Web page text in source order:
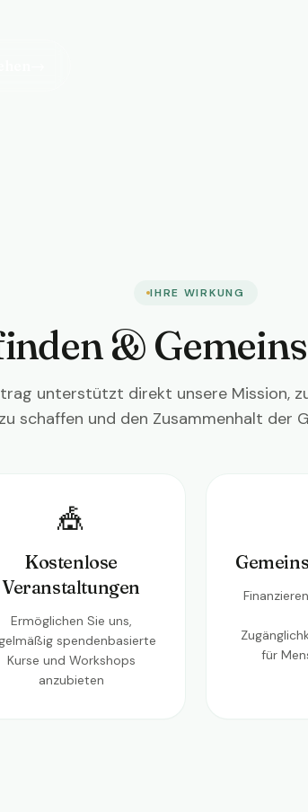
IHRE WIRKUNG
&
unterstützt direkt unsere Mission,
schaffen und den Zusammenhalt der
🎪
Kostenlose
Veranstaltungen
Ermöglichen Sie uns,
spendenbasierte
Kurse und Workshops
anzubieten
für